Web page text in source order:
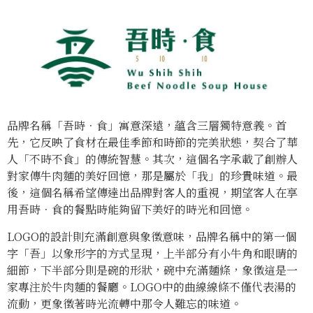
品牌名稱「吾時．食」寓意深遠，蘊含三層獨特意義。首
先，它反映了食材在最佳季節和時節的完美狀態，契合了華
人「不時不食」的傳統智慧。其次，這個名字承載了創辦人
對家傳牛肉麵的美好回憶，那是屬於「我」的珍貴味道。最
後，這個名稱希望傳達出品牌對客人的重視，期望客人在享
用吾時．食的餐點時能夠留下美好的時光和回憶。
LOGO的設計則充滿創意與象徵意味，品牌名稱中的第一個
字「吾」以象形字的方式呈現，上半部分有小牛角和眼睛的
細節，下半部分則是碗的形狀，碗中充滿麵條，象徵這是一
家專注於牛肉麵的餐廳。LOGO中的曲線線條不僅代表湯的
流動，更象徵著時光流轉中那令人難忘的味道。